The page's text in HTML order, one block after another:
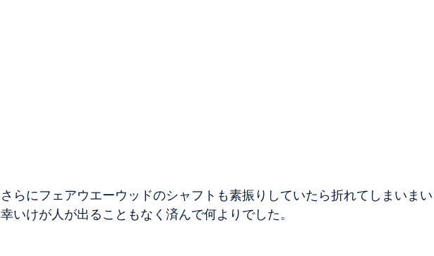
さらにフェアウエーウッドのシャフトも素振りしていたら折れてしまいま
幸いけが人が出ることもなく済んで何よりでした。